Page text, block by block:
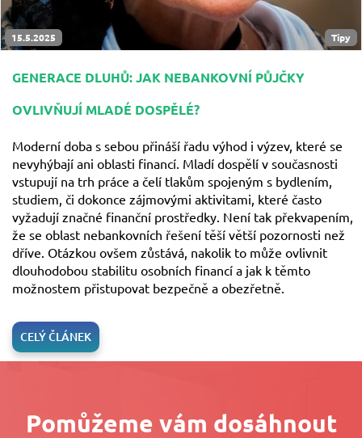
Tipy
15.5.2025
GENERACE DLUHŮ: JAK NEBANKOVNÍ PŮJČKY
OVLIVŇUJÍ MLADÉ DOSPĚLÉ?
Moderní doba s sebou přináší řadu výhod i výzev, které se
nevyhýbají ani oblasti financí. Mladí dospělí v současnosti
vstupují na trh práce a čelí tlakům spojeným s bydlením,
studiem, či dokonce zájmovými aktivitami, které často
vyžadují značné finanční prostředky. Není tak překvapením,
že se oblast nebankovních řešení těší větší pozornosti než
dříve. Otázkou ovšem zůstává, nakolik to může ovlivnit
dlouhodobou stabilitu osobních financí a jak k těmto
možnostem přistupovat bezpečně a obezřetně.
CELÝ ČLÁNEK
Pomůžeme vám dosáhnout